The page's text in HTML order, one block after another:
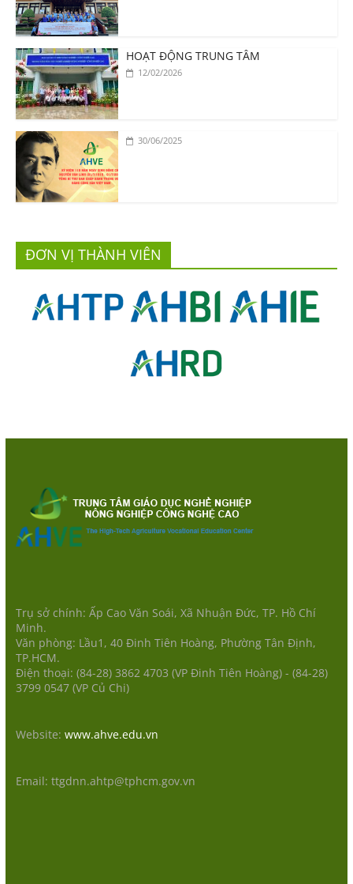
HOẠT ĐỘNG TRUNG TÂM
12/02/2026
30/06/2025
ĐƠN VỊ THÀNH VIÊN
Trụ sở chính: Ấp Cao Văn Soái, Xã Nhuận Đức, TP. Hồ Chí
Minh.
Văn phòng: Lầu1, 40 Đinh Tiên Hoàng, Phường Tân Định,
TP.HCM.
Điện thoại: (84-28) 3862 4703 (VP Đinh Tiên Hoàng) - (84-28)
3799 0547 (VP Củ Chi)
Website: www.ahve.edu.vn
Email: ttgdnn.ahtp@tphcm.gov.vn